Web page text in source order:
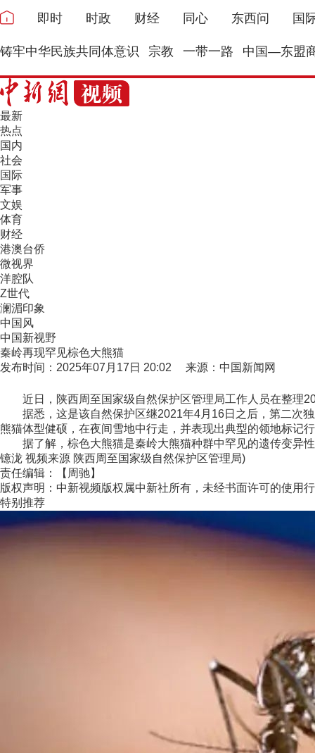
即时 时政 财经 同心 东西问 国
铸牢中华民族共同体意识 宗教 一带一路 中国—东盟
最新
热点
国内
社会
国际
军事
文娱
体育
财经
港澳台侨
微视界
洋腔队
Z世代
澜湄印象
中国风
中国新视野
秦岭再现罕见棕色大熊猫
发布时间：2025年07月17日 20:02 来源：中国新闻网
近日，陕西周至国家级自然保护区管理局工作人员在整理
据悉，这是该自然保护区继2021年4月16日之后，第二次独
熊猫体型健硕，在夜间雪地中行走，并表现出典型的领地标
据了解，棕色大熊猫是秦岭大熊猫种群中罕见的遗传变异性
镱泷 视频来源 陕西周至国家级自然保护区管理局)
责任编辑：【周驰】
版权声明：中新视频版权属中新社所有，未经书面许可的使用
特别推荐